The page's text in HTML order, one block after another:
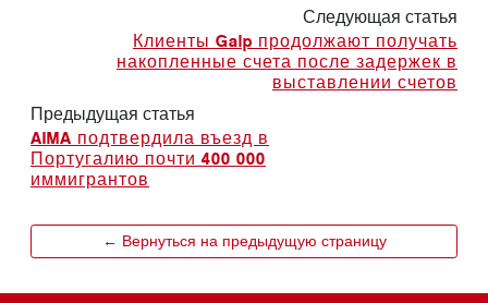
Следующая статья
Клиенты Galp продолжают получать
накопленные счета после задержек в
выставлении счетов
Предыдущая статья
AIMA подтвердила въезд в
Португалию почти 400 000
иммигрантов
← Вернуться на предыдущую страницу